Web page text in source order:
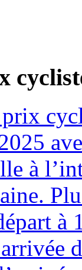
à
à